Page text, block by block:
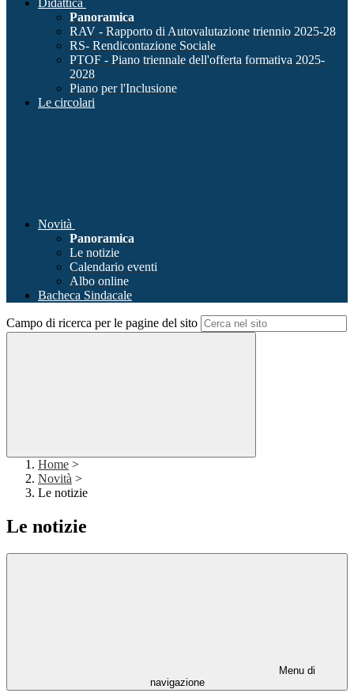
Didattica
Panoramica
RAV - Rapporto di Autovalutazione triennio 2025-28
RS- Rendicontazione Sociale
PTOF - Piano triennale dell'offerta formativa 2025-
2028
Piano per l'Inclusione
Le circolari
Novità
Panoramica
Le notizie
Calendario eventi
Albo online
Bacheca Sindacale
Campo di ricerca per le pagine del sito
Home >
Novità >
Le notizie
Le notizie
Menu di
navigazione